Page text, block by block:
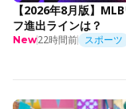
【2026年8月版】
フ進出ラインは？
New22時間前 スポーツ